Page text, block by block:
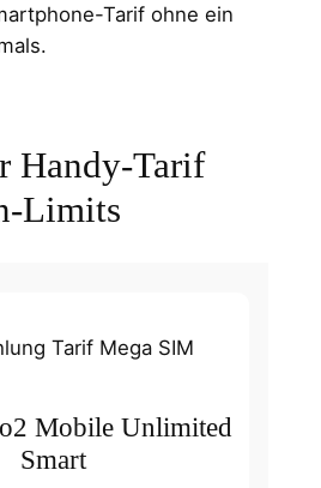
Tarif ohne ein
Handy-Tarif
Limits
Mobile Unlimited
Smart